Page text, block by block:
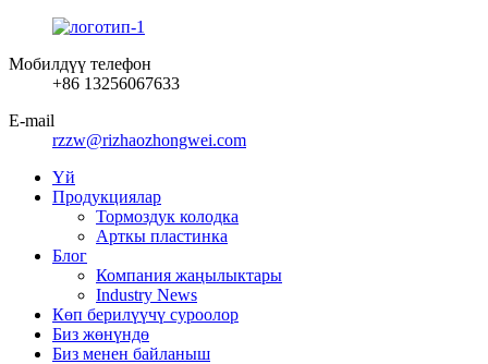
Мобилдүү телефон
+86 13256067633
E-mail
rzzw@rizhaozhongwei.com
Үй
Продукциялар
Тормоздук колодка
Арткы пластинка
Блог
Компания жаңылыктары
Industry News
Көп берилүүчү суроолор
Биз жөнүндө
Биз менен байланыш